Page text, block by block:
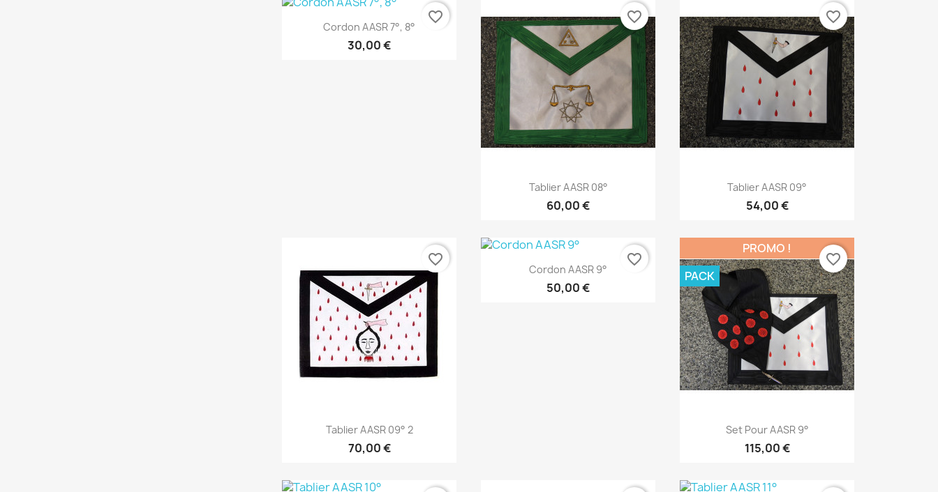
Aperçu rapide
Cordon AASR 7°, 8°
30,00 €
favorite_border
Aperçu rapide
Tablier AASR 08°
60,00 €
favorite_border
Aperçu rapide
Tablier AASR 09°
54,00 €
favorite_border
Aperçu rapide
Tablier AASR 09° 2
70,00 €
favorite_border Aperçu rapide
Cordon AASR 9°
50,00 €
favorite_border
Aperçu rapide
Set Pour AASR 9°
115,00 €
PROMO !
PACK
favorite_border